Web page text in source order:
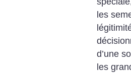
les
d’une
les